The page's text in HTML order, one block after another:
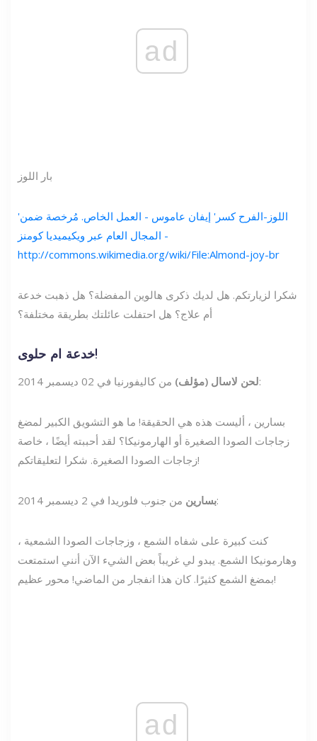
ad
بار اللوز
'اللوز-الفرح كسر' إيفان عاموس - العمل الخاص. مُرخصة ضمن
المجال العام عبر ويكيميديا ​​كومنز -
http://commons.wikimedia.org/wiki/File:Almond-joy-br
شكرا لزيارتكم. هل لديك ذكرى هالوين المفضلة؟ هل ذهبت خدعة
أم علاج؟ هل احتفلت عائلتك بطريقة مختلفة؟
خدعة ام حلوى!
لحن لاسال (مؤلف)من كاليفورنيا في 02 ديسمبر 2014:
بسارين ، أليست هذه هي الحقيقة! ما هو التشويق الكبير لمضغ
زجاجات الصودا الصغيرة أو الهارمونيكا؟ لقد أحببته أيضًا ، خاصة
زجاجات الصودا الصغيرة. شكرا لتعليقاتكم!
بسارينمن جنوب فلوريدا في 2 ديسمبر 2014:
كنت كبيرة على شفاه الشمع ، وزجاجات الصودا الشمعية ،
وهارمونيكا الشمع. يبدو لي غريباً بعض الشيء الآن أنني استمتعت
بمضغ الشمع كثيرًا. كان هذا انفجار من الماضي! محور عظيم!
ad